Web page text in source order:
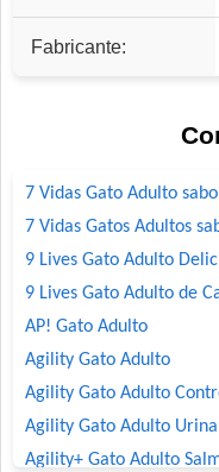
Fabricante:
7 Vidas Gato Adulto
7 Vidas Gatos Adultos
9 Lives Gato Adulto
9 Lives Gato Adulto de
AP! Gato Adulto
Agility Gato Adulto
Agility Gato Adulto
Agility Gato Adulto
Agility+ Gato Adulto